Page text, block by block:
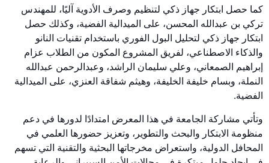
كما حصل ابتكار جهاز ذكي لتنظيم وصرف الأدوية آليًا، للمهندس
تركي بن عبدالله المحسن، على الميدالية الفضية، وكذلك حصل
ابتكار جهاز ذكي لتحليل البول الفوري باستخدام تقنيات النانو
والذكاء الاصطناعي، لفريق المشروع المكون من الطلاب عزام
إبراهيم الصمعاني، وعلي سليمان الراشد، وعبدالرحمن عبدالله
النملة، وبسام خليفة الخليفة، وهيثم شفاقة العنزي، على الميدالية
الفضية.
وتأتي مشاركة الجامعة في هذا المعرض امتدادًا لدورها في دعم
منظومة الابتكار والبحث والتطوير، وتعزيز حضورها العلمي في
المحافل الدولية، واستعراض مخرجاتها البحثية والتقنية التي تسهم